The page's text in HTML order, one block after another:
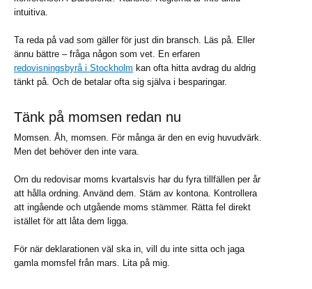
intuitiva.
Ta reda på vad som gäller för just din bransch. Läs på. Eller
ännu bättre – fråga någon som vet. En erfaren
redovisningsbyrå i Stockholm kan ofta hitta avdrag du aldrig
tänkt på. Och de betalar ofta sig själva i besparingar.
Tänk på momsen redan nu
Momsen. Åh, momsen. För många är den en evig huvudvärk.
Men det behöver den inte vara.
Om du redovisar moms kvartalsvis har du fyra tillfällen per år
att hålla ordning. Använd dem. Stäm av kontona. Kontrollera
att ingående och utgående moms stämmer. Rätta fel direkt
istället för att låta dem ligga.
För när deklarationen väl ska in, vill du inte sitta och jaga
gamla momsfel från mars. Lita på mig.